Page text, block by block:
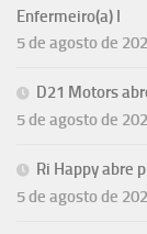
Enfermeiro(a) I
5 de agosto de
D21 Motors
5 de agosto de
Ri Happy abre
5 de agosto de